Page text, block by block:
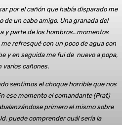
por el cañón que había disparado me
de un cabo amigo. Una granada del
y parte de los hombros…momentos
refresqué con un poco de agua con
y en seguida me fui de nuevo a popa,
varios cañones.
sentimos el choque horrible que nos
ese momento el comandante (Prat)
primero el mismo sobre
puede comprender cuál sería la